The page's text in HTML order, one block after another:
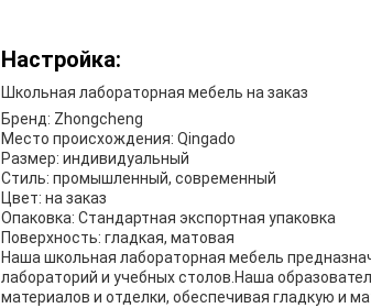
Настройка:
Школьная лабораторная мебель на заказ
Бренд: Zhongcheng
Место происхождения: Qingado
Размер: индивидуальный
Стиль: промышленный, современный
Цвет: на заказ
Опаковка: Стандартная экспортная упаковка
Поверхность: гладкая, матовая
Наша школьная лабораторная мебель
лабораторий и учебных столов.Наша
материалов и отделки, обеспечивая гладкую и